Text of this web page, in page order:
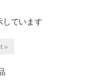
しています
»